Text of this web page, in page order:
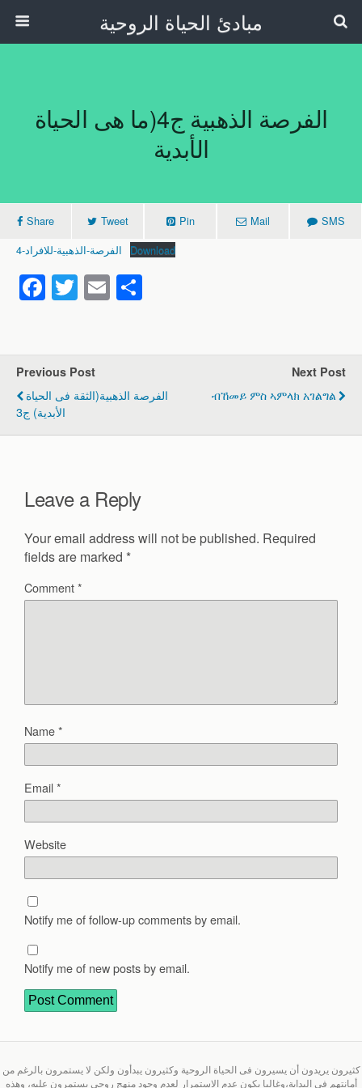
مبادئ الحياة الروحية
الفرصة الذهبية ج4(ما هى الحياة
الأبدية
Share Tweet Pin Mail
SMS
الفرصة-الذهبية-للافراد-4
Download
F
a
e
b
o
o
T
wi
er
E
m
e
Previous Post
الفرصة الذهبية(الثقة فى الحياة
الأبدية) ج3
Next Post
ብኸመይ ምስ ኣምላክ አገልግል
Leave a Reply
Your email address will not be published. Required
fields are marked *
Comment*
Name*
Email*
Website
Notify me of follow-up comments by email.
Notify me of new posts by email.
كثيرون يريدون أن يسيرون فى الحياة الروحية وكثيرون يبدأون ولكن لا يستمرون بالرغم من
أمانتهم فى البداية،وغالبا يكون عدم الاستمرار لعدم وجود منهج روحى يستمرون عليه، وهذه